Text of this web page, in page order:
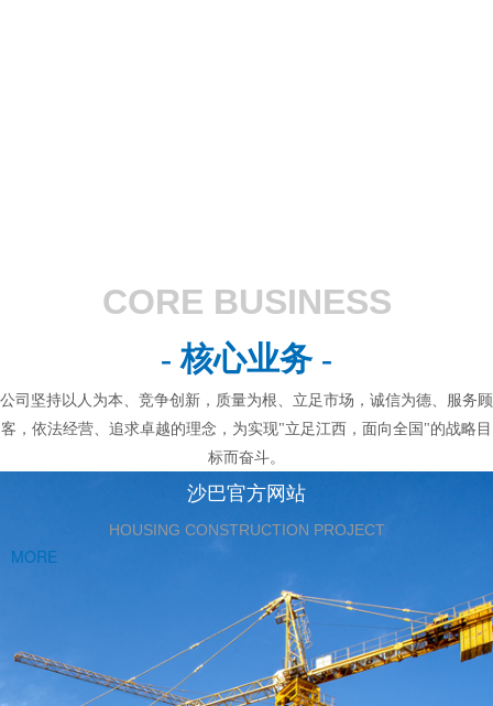
CORE BUSINESS
- 核心业务 -
公司坚持以人为本、竞争创新，质量为根、立足市场，诚信为德、服务顾
客，依法经营、追求卓越的理念，为实现"立足江西，面向全国"的战略目
标而奋斗。
沙巴官方网站
HOUSING CONSTRUCTION PROJECT
MORE